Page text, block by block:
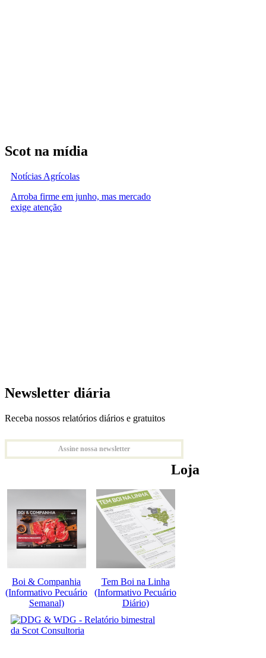
Scot na mídia
Notícias Agrícolas
Arroba firme em junho, mas mercado
exige atenção
Newsletter diária
Receba nossos relatórios diários e gratuitos
Assine nossa newsletter
Loja
Boi & Companhia
(Informativo Pecuário
Semanal)
Tem Boi na Linha
(Informativo Pecuário
Diário)